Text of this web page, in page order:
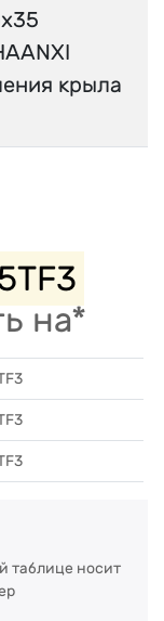
крыла
на*
таблице носит